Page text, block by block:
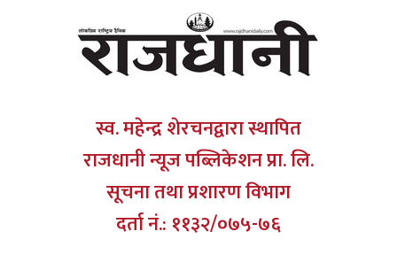
स्व. महेन्द्र शेरचनद्वारा स्थापित
राजधानी न्यूज पब्लिकेशन प्रा. लि.
सूचना तथा प्रशारण विभाग
दर्ता नं.: ११३२/०७५-७६